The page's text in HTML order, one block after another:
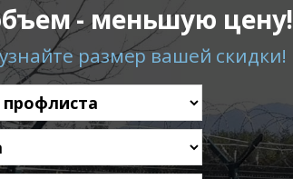
- меньшую цену!
размер вашей скидки!